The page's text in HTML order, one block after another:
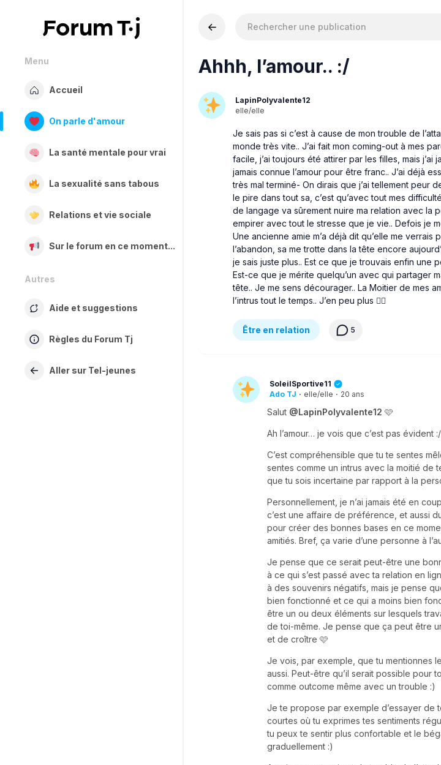
Menu
Accueil
On parle d'amour
La santé mentale pour vrai
La sexualité sans tabous
Relations et vie sociale
Sur le forum en ce moment...
Autres
Aide et suggestions
Règles du Forum Tj
Aller sur Tel-jeunes
Ahhh, l’amour.. :/
LapinPolyvalente12
elle/elle
Je sais pas si c’est à cause de mon trouble de
monde très vite.. J’ai fait mon coming-out à mes
facile, j’ai toujours été attirer par les filles, mais j’ai
jamais connue l’amour pour être franc.. J’ai déjà
très mal terminé- On dirais que j’ai tellement peur
le pire dans tout sa, c’est qu’avec tout mes
de langage va sûrement nuire ma relation avec la
empirer avec tout le stresse que je vie.. Defois je
Une ancienne amie m’a déjà dit qu’elle me
l’abandon, sa me trotte dans la tête encore
je sais juste plus.. Est ce que je trouvais enfin une
Est-ce que je mérite quelqu’un avec qui partager
tête.. Je me sens décourager.. La Moitier de mes
l’intrus tout le temps.. J’en peu plus 😮‍💨
Être en relation 5
SoleilSportive11
Ado TJ · elle/elle · 20 ans
Salut @LapinPolyvalente12 🩷
Ah l’amour… je vois que c’est pas évident :/
C’est compréhensible que tu te sentes
sentes comme un intrus avec la moitié de
que tu sois incertaine par rapport à la
Personnellement, je n’ai jamais été en
c’est une affaire de préférence, et aussi
pour créer des bonnes bases en ce
amitiés. Bref, ça varie d’une personne à
Je pense que ce serait peut-être une
à ce qui s’est passé avec ta relation en
à des souvenirs négatifs, mais je pense
bien fonctionné et ce qui a moins bien
être un ou deux éléments sur lesquels
de toi-même. Je pense que ça peut être
et de croître 🩷
Je vois, par exemple, que tu mentionnes
aussi. Peut-être qu’il serait possible pour
comme outcome même avec un trouble :)
Je te propose par exemple d’essayer de
courtes où tu exprimes tes sentiments
tu peux te sentir plus confortable et le
graduellement :)